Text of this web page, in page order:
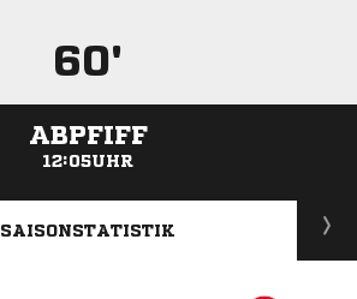
60'
ABPFIFF
12:05UHR
ANZEIGE
SAISONSTATISTIK